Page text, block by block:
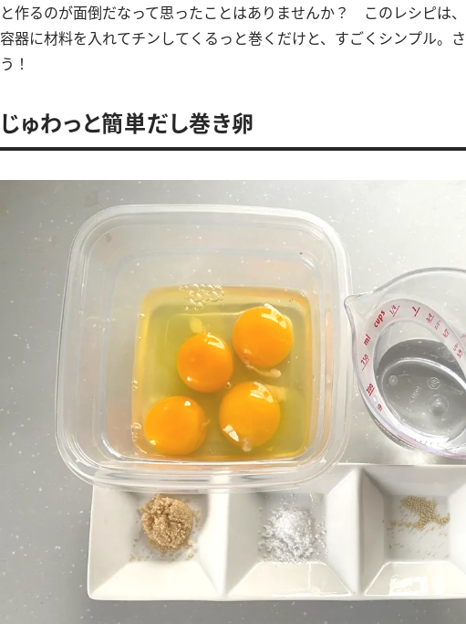
と作るのが面倒だなって思ったことはありませんか？ このレシピは
容器に材料を入れてチンしてくるっと巻くだけと、すごくシンプル。
う！
じゅわっと簡単だし巻き卵